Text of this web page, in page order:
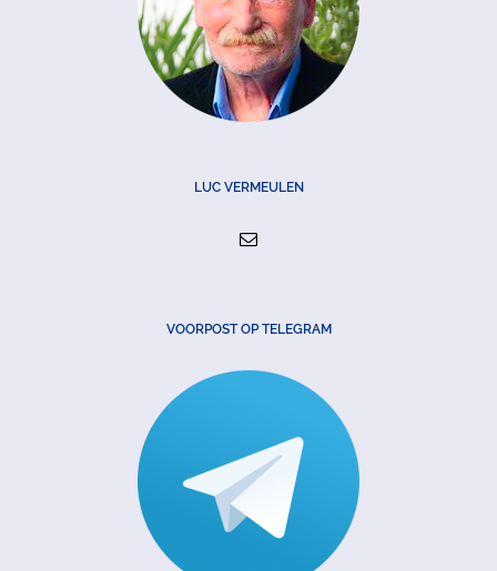
LUC VERMEULEN
VOORPOST OP TELEGRAM